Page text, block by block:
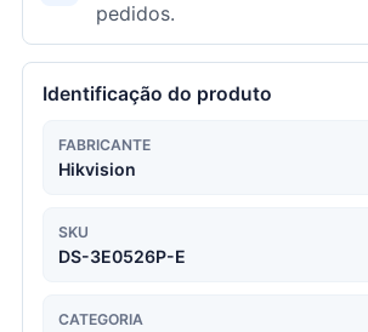
pedidos.
Identificação do produto
FABRICANTE
Hikvision
SKU
DS-3E0526P-E
CATEGORIA